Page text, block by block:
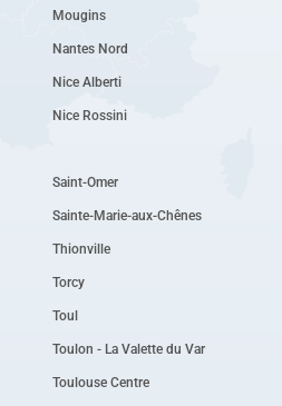
Mougins
Nantes Nord
Nice Alberti
Nice Rossini
Saint-Omer
Sainte-Marie-aux-Chênes
Thionville
Torcy
Toul
Toulon - La Valette du Var
Toulouse Centre